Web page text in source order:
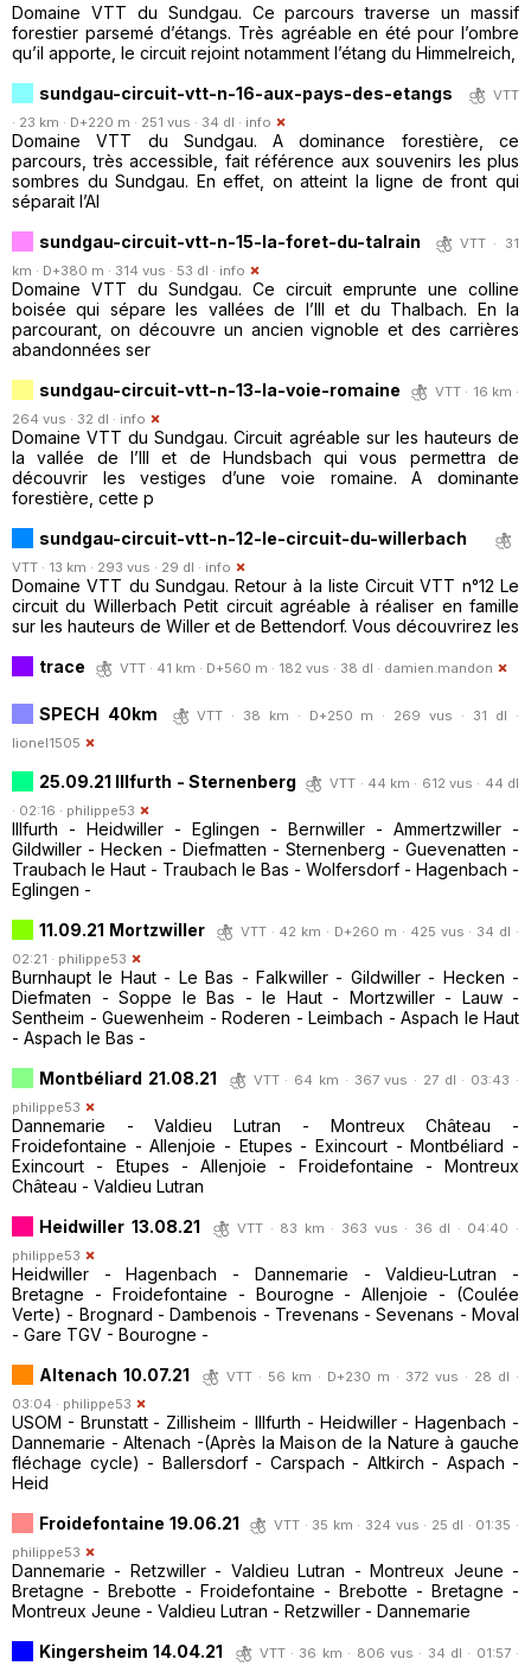
Domaine VTT du Sundgau. Ce parcours traverse un massif
forestier parsemé d’étangs. Très agréable en été pour l’ombre
qu’il apporte, le circuit rejoint notamment l’étang du Himmelreich,
sundgau-circuit-vtt-n-16-aux-pays-des-etangs
VTT
· 23 km · D+220 m · 251 vus · 34 dl · info
Domaine VTT du Sundgau. A dominance forestière, ce
parcours, très accessible, fait référence aux souvenirs les plus
sombres du Sundgau. En effet, on atteint la ligne de front qui
séparait l’Al
sundgau-circuit-vtt-n-15-la-foret-du-talrain
VTT · 31
km · D+380 m · 314 vus · 53 dl · info
Domaine VTT du Sundgau. Ce circuit emprunte une colline
boisée qui sépare les vallées de l’Ill et du Thalbach. En la
parcourant, on découvre un ancien vignoble et des carrières
abandonnées ser
sundgau-circuit-vtt-n-13-la-voie-romaine
VTT · 16 km ·
264 vus · 32 dl · info
Domaine VTT du Sundgau. Circuit agréable sur les hauteurs de
la vallée de l’Ill et de Hundsbach qui vous permettra de
découvrir les vestiges d’une voie romaine. A dominante
forestière, cette p
sundgau-circuit-vtt-n-12-le-circuit-du-willerbach
VTT · 13 km · 293 vus · 29 dl · info
Domaine VTT du Sundgau. Retour à la liste Circuit VTT n°12 Le
circuit du Willerbach Petit circuit agréable à réaliser en famille
sur les hauteurs de Willer et de Bettendorf. Vous découvrirez les
trace
VTT · 41 km · D+560 m · 182 vus · 38 dl · damien.mandon
SPECH 40km
VTT · 38 km · D+250 m · 269 vus · 31 dl ·
lionel1505
25.09.21 Illfurth - Sternenberg
VTT · 44 km · 612 vus · 44 dl
· 02:16 · philippe53
Illfurth - Heidwiller - Eglingen - Bernwiller - Ammertzwiller -
Gildwiller - Hecken - Diefmatten - Sternenberg - Guevenatten -
Traubach le Haut - Traubach le Bas - Wolfersdorf - Hagenbach -
Eglingen -
11.09.21 Mortzwiller
VTT · 42 km · D+260 m · 425 vus · 34 dl ·
02:21 · philippe53
Burnhaupt le Haut - Le Bas - Falkwiller - Gildwiller - Hecken -
Diefmaten - Soppe le Bas - le Haut - Mortzwiller - Lauw -
Sentheim - Guewenheim - Roderen - Leimbach - Aspach le Haut
- Aspach le Bas -
Montbéliard 21.08.21
VTT · 64 km · 367 vus · 27 dl · 03:43 ·
philippe53
Dannemarie - Valdieu Lutran - Montreux Château -
Froidefontaine - Allenjoie - Etupes - Exincourt - Montbéliard -
Exincourt - Etupes - Allenjoie - Froidefontaine - Montreux
Château - Valdieu Lutran
Heidwiller 13.08.21
VTT · 83 km · 363 vus · 36 dl · 04:40 ·
philippe53
Heidwiller - Hagenbach - Dannemarie - Valdieu-Lutran -
Bretagne - Froidefontaine - Bourogne - Allenjoie - (Coulée
Verte) - Brognard - Dambenois - Trevenans - Sevenans - Moval
- Gare TGV - Bourogne -
Altenach 10.07.21
VTT · 56 km · D+230 m · 372 vus · 28 dl ·
03:04 · philippe53
USOM - Brunstatt - Zillisheim - Illfurth - Heidwiller - Hagenbach -
Dannemarie - Altenach -(Après la Maison de la Nature à gauche
fléchage cycle) - Ballersdorf - Carspach - Altkirch - Aspach -
Heid
Froidefontaine 19.06.21
VTT · 35 km · 324 vus · 25 dl · 01:35 ·
philippe53
Dannemarie - Retzwiller - Valdieu Lutran - Montreux Jeune -
Bretagne - Brebotte - Froidefontaine - Brebotte - Bretagne -
Montreux Jeune - Valdieu Lutran - Retzwiller - Dannemarie
Kingersheim 14.04.21
VTT · 36 km · 806 vus · 34 dl · 01:57 ·